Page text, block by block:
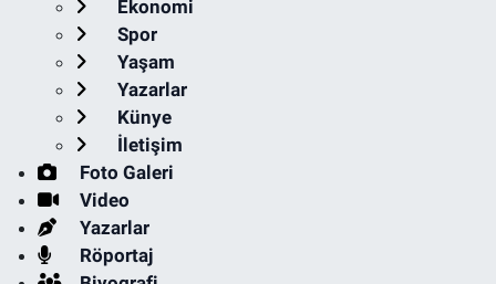
Ekonomi
Spor
Yaşam
Yazarlar
Künye
İletişim
Foto Galeri
Video
Yazarlar
Röportaj